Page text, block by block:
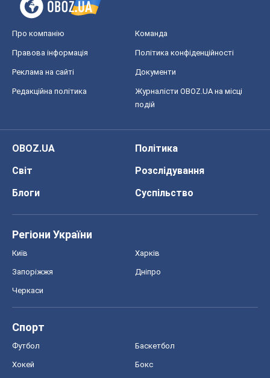
Про компанію Команда
Правова інформація Політика конфіденційності
Реклама на сайті Документи
Редакційна політика
Журналісти OBOZ.UA на місці
подій
OBOZ.UA
Політика
Світ
Розслідування
Блоги
Суспільство
Регіони України
Київ Харків
Запоріжжя Дніпро
Черкаси
Спорт
Футбол Баскетбол
Хокей Бокс